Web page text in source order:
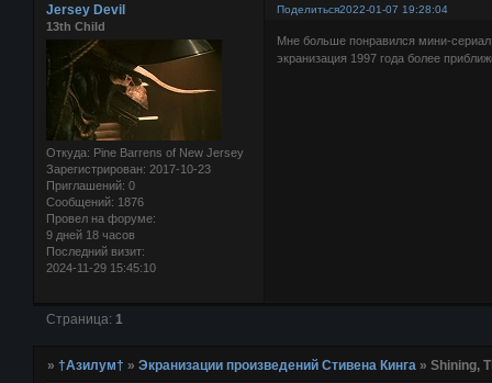
Поделиться2022-01-07 19:28:04
Jersey Devil
13th Child
Откуда: Pine Barrens of New Jersey
Зарегистрирован: 2017-10-23
Приглашений: 0
Сообщений: 1876
Провел на форуме:
9 дней 18 часов
Последний визит:
2024-11-29 15:45:10
Мне больше понравился мини-
экранизация 1997 года более
Страница: 1
»†Азилум† »Экранизации произведений Стивена Кинга »Shining,